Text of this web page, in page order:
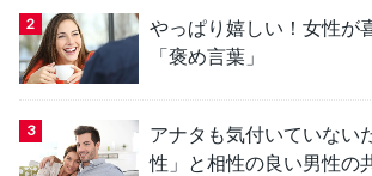
やっぱり嬉しい！女性が
「褒め言葉」
アナタも気付いていない
性」と相性の良い男性の